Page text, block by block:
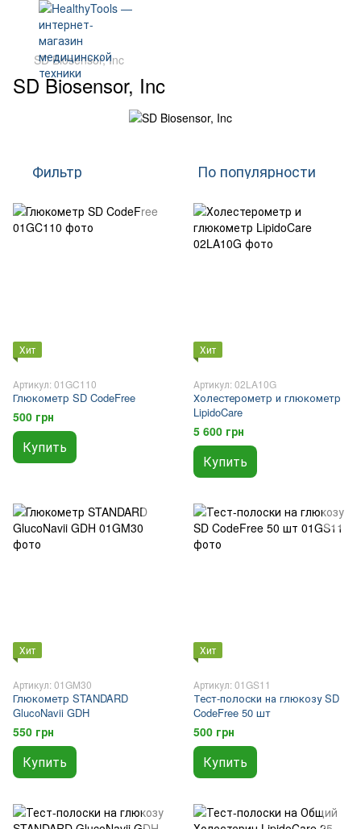
SD Biosensor, Inc
SD Biosensor, Inc
Фильтр По популярности
Хит
Артикул: 01GC110
Глюкометр SD CodeFree
500 грн
Купить
Хит
Артикул: 02LA10G
Холестерометр и глюкометр
LipidoCare
5 600 грн
Купить
Хит
Артикул: 01GM30
Глюкометр STANDARD
GlucoNavii GDH
550 грн
Купить
Хит
Артикул: 01GS11
Тест-полоски на глюкозу SD
CodeFree 50 шт
500 грн
Купить